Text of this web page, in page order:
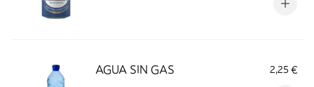
AGUA SIN GAS 2,25 €